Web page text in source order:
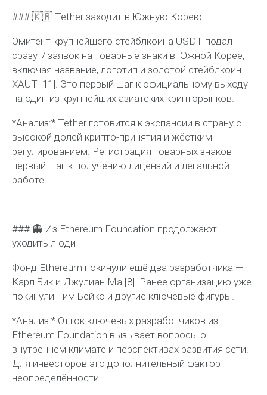
### 🇰🇷 Tether заходит в Южную Корею
Эмитент крупнейшего стейблкоина USDT подал
сразу 7 заявок на товарные знаки в Южной Корее,
включая название, логотип и золотой стейблкоин
XAUT [11]. Это первый шаг к официальному выходу
на один из крупнейших азиатских крипторынков.
*Анализ:* Tether готовится к экспансии в страну с
высокой долей крипто-принятия и жёстким
регулированием. Регистрация товарных знаков —
первый шаг к получению лицензий и легальной
работе.
—
### 👻 Из Ethereum Foundation продолжают
уходить люди
Фонд Ethereum покинули ещё два разработчика —
Карл Бик и Джулиан Ма [8]. Ранее организацию уже
покинули Тим Бейко и другие ключевые фигуры.
*Анализ:* Отток ключевых разработчиков из
Ethereum Foundation вызывает вопросы о
внутреннем климате и перспективах развития сети.
Для инвесторов это дополнительный фактор
неопределённости.